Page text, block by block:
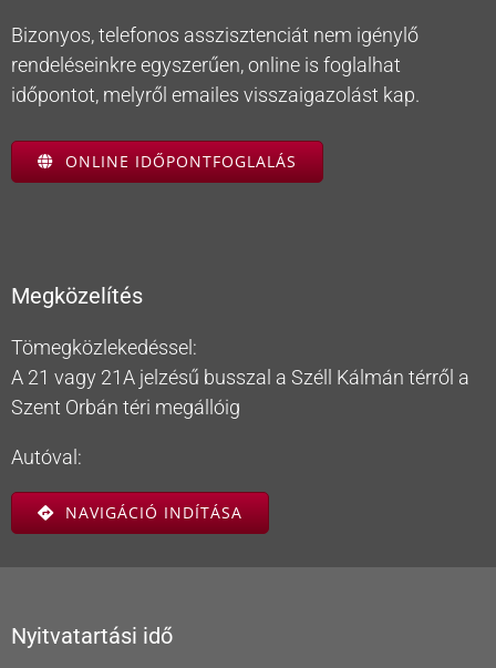
Bizonyos, telefonos asszisztenciát nem igénylő
rendeléseinkre egyszerűen, online is foglalhat
időpontot, melyről emailes visszaigazolást kap.
ONLINE IDŐPONTFOGLALÁS
Megközelítés
Tömegközlekedéssel:
A 21 vagy 21A jelzésű busszal a Széll Kálmán térről a
Szent Orbán téri megállóig
Autóval:
NAVIGÁCIÓ INDÍTÁSA
Nyitvatartási idő